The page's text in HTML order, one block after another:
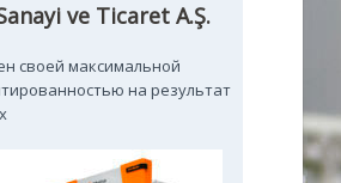
ve Ticaret A.Ş.
своей максимальной
на результат